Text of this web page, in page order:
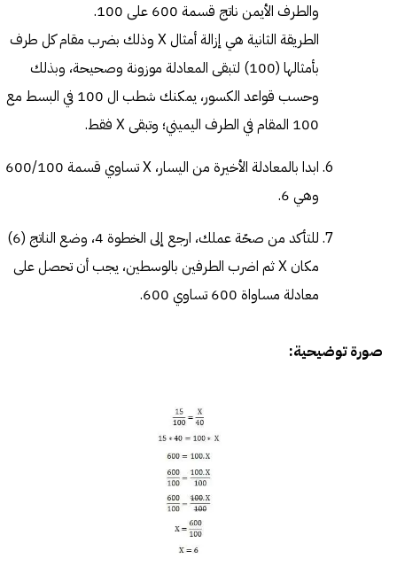
والطرف الأيمن ناتج قسمة 600 على 100.
الطريقة الثانية هي إزالة أمثال X وذلك بضرب مقام كل طرف
بأمثالها (100) لتبقى المعادلة موزونة وصحيحة، وبذلك
وحسب قواعد الكسور، يمكنك شطب ال 100 في البسط مع
100 المقام في الطرف اليميني؛ وتبقى X فقط.
ابدا بالمعادلة الأخيرة من اليسار، X تساوي قسمة 600/100
وهي 6.
للتأكد من صحّة عملك، ارجع إلى الخطوة 4، وضع الناتج (6)
مكان X ثم اضرب الطرفين بالوسطين، يجب أن تحصل على
معادلة مساواة 600 تساوي 600.
صورة توضيحية: